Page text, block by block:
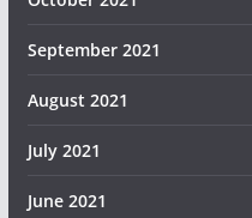
September 2021
August 2021
July 2021
June 2021